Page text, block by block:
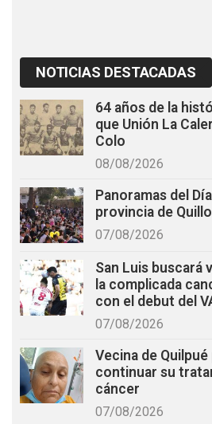
NOTICIAS DESTACADAS
64 años de la
que Unión La
Colo
08/08/2026
Panoramas del
provincia de
07/08/2026
San Luis buscará
la complicada
con el debut del
07/08/2026
Vecina de
continuar su
cáncer
07/08/2026